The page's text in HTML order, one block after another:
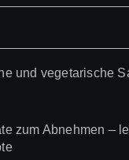
und vegetarische
zum Abnehmen –